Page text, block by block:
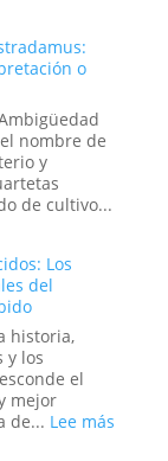
o
nombre de
y
de cultivo...
Los
del
historia,
y los
el
mejor
de... Lee más: